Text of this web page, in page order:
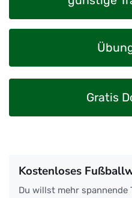
Gratis
Kostenloses
Du willst mehr